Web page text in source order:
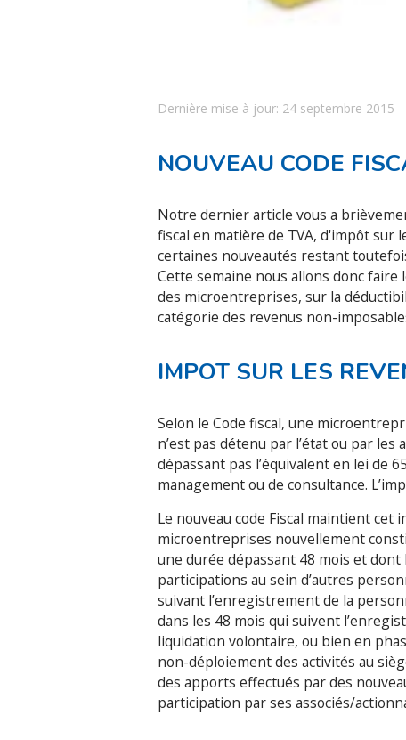
Dernière mise à jour: 24 septembre 2015
NOUVEAU CODE
Notre dernier article vous a
fiscal en matière de TVA, d'impôt sur
certaines nouveautés restant
Cette semaine nous allons donc
des microentreprises, sur la
catégorie des revenus non-
IMPOT SUR LES
Selon le Code fiscal, une
n’est pas détenu par l’état ou par
dépassant pas l’équivalent en lei de
management ou de consultance.
Le nouveau code Fiscal maintient
microentreprises nouvellement
une durée dépassant 48 mois et
participations au sein d’autres
suivant l’enregistrement de la
dans les 48 mois qui suivent
liquidation volontaire, ou bien en
non-déploiement des activités au
des apports effectués par des
participation par ses associés/